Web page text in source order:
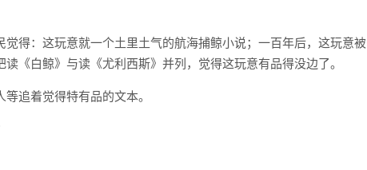
得：这玩意就一个土里土气的航海捕鲸小说；一百年后，这玩意被
《白鲸》与读《尤利西斯》并列，觉得这玩意有品得没边了。
追着觉得特有品的文本。